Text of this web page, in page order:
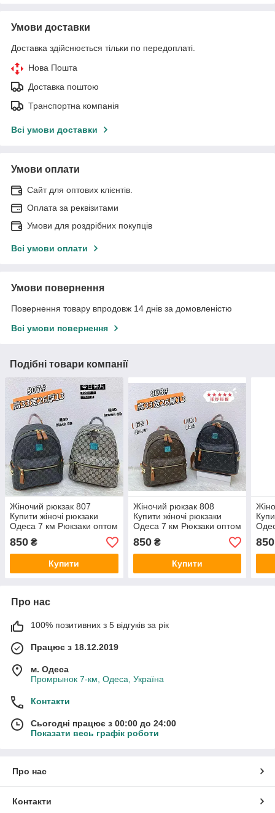
Умови доставки
Доставка здійснюється тільки по передоплаті.
Нова Пошта
Доставка поштою
Транспортна компанія
Всі умови доставки
Умови оплати
Сайт для оптових клієнтів.
Оплата за реквізитами
Умови для роздрібних покупців
Всі умови оплати
Умови повернення
Повернення товару впродовж 14 днів за домовленістю
Всі умови повернення
Подібні товари компанії
Жіночий рюкзак 807
Купити жіночі рюкзаки
Одеса 7 км Рюкзаки оптом
850 ₴
Купити
Жіночий рюкзак 808
Купити жіночі рюкзаки
Одеса 7 км Рюкзаки оптом
850₴
Купити
850
Про нас
100% позитивних з 5 відгуків за рік
Працює з 18.12.2019
м. Одеса
Промрынок 7-км, Одеса, Україна
Контакти
Сьогодні працює з 00:00 до 24:00
Показати весь графік роботи
Про нас
Контакти